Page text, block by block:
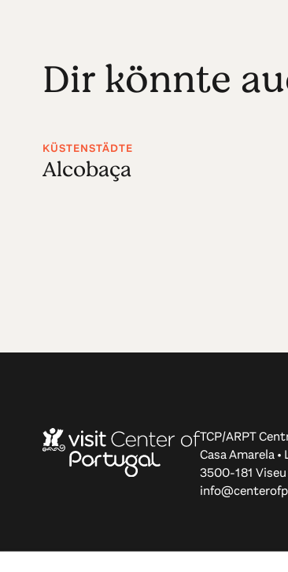
Dir könnte
KÜSTENSTÄDTE
Alcobaça
TCP/ARPT
Casa Amarela
3500-181